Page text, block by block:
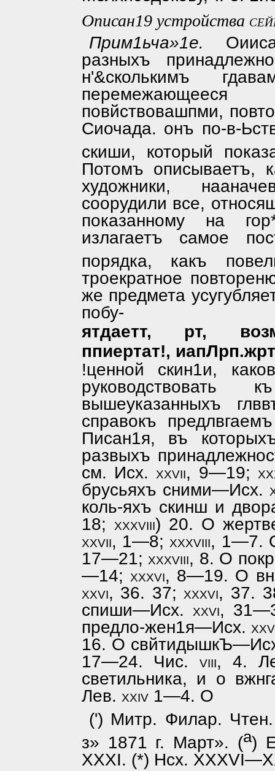
Описан19 устройства
Прим1ьча»1е.
разныхъ
н'&сколькимъ
повйствовашпми,
Сиочада. онъ по-в-
скиши, который
Потомъ описываетъ,
художники,
соорудили все,
показанному на
излагаетъ самое
порядка, какъ
троекратное
же предмета
побу-
ятдаетт, рт,
ппиертат!,
!ценной скин1и,
вышеуказанныхъ
справокъ
Писан1я, въ
развыхъ
см. Исх.xxvii, 9—19;
брусьяхъ сними—Исх.
коль-яхъ скинш и
18; xxxviii) 20. О
xxvii, 1—8;xxxviii, 1—7.
17—21;xxxviii, 8. О
—14; xxxvi, 8—19. О
xxvi, 36. 37;xxxvi, 37.
спиши—Исх. xxvi,
предло-жен1я—Исх.
16. О
17—24. Чис.viii,4.
светильника, и о
Лев. xxiv 1—4. О
(') Митр. Филар.
з» 1871 г. Март». (а)
XXXI. (*) Нсх.